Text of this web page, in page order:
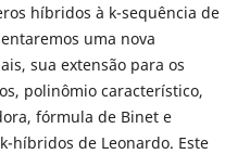
híbridos à k-sequência de
uma nova
sua extensão para os
polinômio característico,
fórmula de Binet e
híbridos de Leonardo. Este